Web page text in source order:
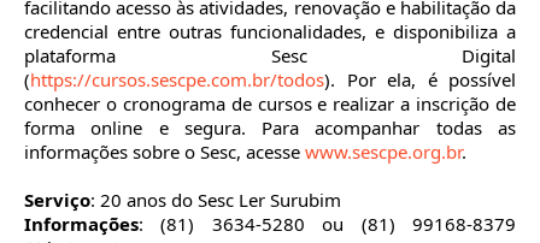
facilitando acesso às atividades, renovação e habilitação da
credencial entre outras funcionalidades, e disponibiliza a
plataforma Sesc Digital
(https://cursos.sescpe.com.br/todos). Por ela, é possível
conhecer o cronograma de cursos e realizar a inscrição de
forma online e segura. Para acompanhar todas as
informações sobre o Sesc, acesse www.sescpe.org.br.
Serviço: 20 anos do Sesc Ler Surubim
Informações: (81) 3634-5280 ou (81) 99168-8379